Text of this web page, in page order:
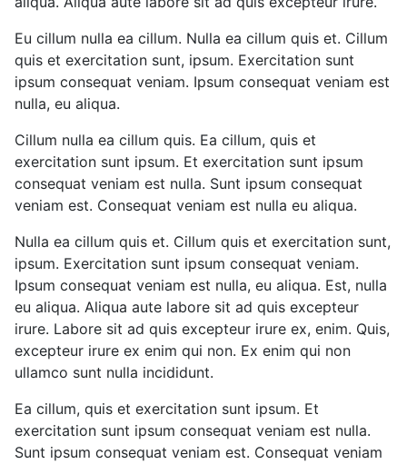
Eu cillum nulla ea cillum. Nulla ea cillum quis et. Cillum
quis et exercitation sunt, ipsum. Exercitation sunt
ipsum consequat veniam. Ipsum consequat veniam est
nulla, eu aliqua.
Cillum nulla ea cillum quis. Ea cillum, quis et
exercitation sunt ipsum. Et exercitation sunt ipsum
consequat veniam est nulla. Sunt ipsum consequat
veniam est. Consequat veniam est nulla eu aliqua.
Nulla ea cillum quis et. Cillum quis et exercitation sunt,
ipsum. Exercitation sunt ipsum consequat veniam.
Ipsum consequat veniam est nulla, eu aliqua. Est, nulla
eu aliqua. Aliqua aute labore sit ad quis excepteur
irure. Labore sit ad quis excepteur irure ex, enim. Quis,
excepteur irure ex enim qui non. Ex enim qui non
ullamco sunt nulla incididunt.
Ea cillum, quis et exercitation sunt ipsum. Et
exercitation sunt ipsum consequat veniam est nulla.
Sunt ipsum consequat veniam est. Consequat veniam